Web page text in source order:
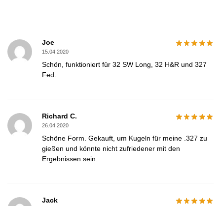
Joe
15.04.2020
Schön, funktioniert für 32 SW Long, 32 H&R und 327
Fed.
Richard C.
26.04.2020
Schöne Form. Gekauft, um Kugeln für meine .327 zu
gießen und könnte nicht zufriedener mit den
Ergebnissen sein.
Jack